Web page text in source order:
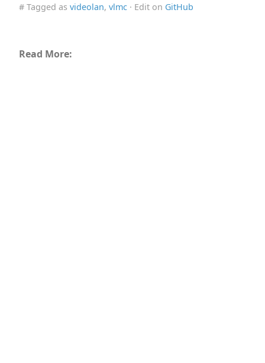
# Tagged as videolan, vlmc · Edit on GitHub
Read More: